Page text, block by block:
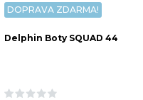
DOPRAVA ZDARMA!
Delphin Boty SQUAD 44